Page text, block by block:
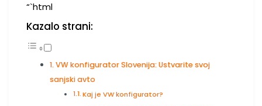
“`html
Kazalo strani:
VW konfigurator Slovenija: Ustvarite svoj
sanjski avto
Kaj je VW konfigurator?